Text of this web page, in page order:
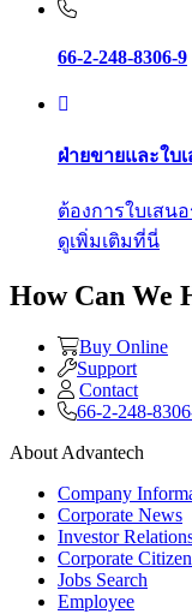
66-2-248-8306-9
ฝ่ายขายและใบ
ต้องการใบเสน
ดูเพิ่มเติมที่นี่
How Can We
Buy Online
Support
Contact
66-2-248-
About Advantech
Company
Corporate News
Investor
Corporate
Jobs Search
Employee